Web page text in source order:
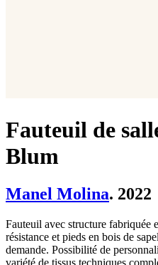
Fauteuil de
Blum
Manel Molina. 2022
Fauteuil avec structure fabriquée
résistance et pieds en bois de
demande. Possibilité de